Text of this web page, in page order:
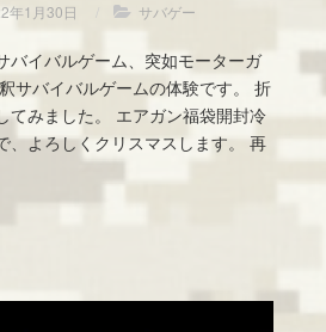
年1月30日 サバゲー
バイバルゲーム、突如モーターガ
サバイバルゲームの体験です。 折
てみました。 エアガン福袋開封冷
、よろしくクリスマスします。 再